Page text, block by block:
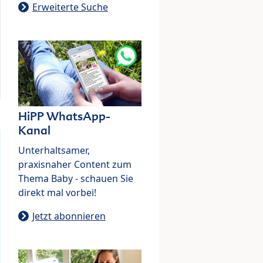
Erweiterte Suche
HiPP WhatsApp-
Kanal
Unterhaltsamer,
praxisnaher Content zum
Thema Baby - schauen Sie
direkt mal vorbei!
Jetzt abonnieren